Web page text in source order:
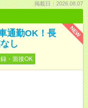
掲載日：2026.08.07
NEW
通勤OK！長
し
・面接OK